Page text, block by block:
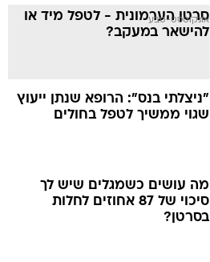
סרטן הערמונית - לטפל מיד או
להישאר במעקב?
אונקוטסט-טבע
"ניצלתי בנס": הרופא שנתן ייעוץ
שגוי ממשיך לטפל בחולים
מה עושים כשמגלים שיש לך
סיכוי של 87 אחוזים לחלות
בסרטן?